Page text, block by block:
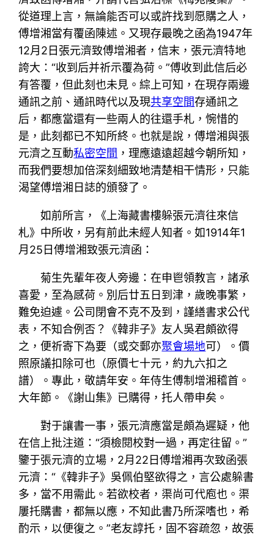
從道理上言，無論能否可以或許找到愿購之人，
傅增湘當有覆函陳述。又現存最晚之函為1947年
12月2日張元濟致傅增湘者，信末，張元濟特地
誇大：“收到后并祈示覆為荷。”傅收到此信后必
有答覆，但此刻也未見。綜上可知，在現存兩邊
通訊之前、通訊時代以及現共享空間存通訊之
后，都應當還有一些兩人的往還手札，惋惜的
是，此刻都已不知所終。也就是說，傅增湘與張
元濟之互動私密空間 ，理應遠遠超越今朝所知，
而我們要想加倍深刻細致地清楚相干情形，只能
渴望傅增湘日誌的頒發了。
如前所言，《上海藏書樓躲張元濟往來信
札》中所收，另有前此未經人知者。如1914年1
月25日傅增湘致張元濟函：
菊生先輩年夜人旁邊：在申鬯領教言，諸承
喜愛，至為感荷。別后廿五日到津，歲晚事繁，
難免迫遽。公司閉會不克不及到，謹繕書求公代
表，不知合例否？《韓非子》友人吳君頗欲得
之，便祈寄下為要（或交郵亦聚會場地可）。價
照原議扣除可也（原價七十元，約九六扣之
譜）。專此，敬請年安。年侍生傅制增湘稽首。
大年節。《謝山集》已購得，托人帶申矣。
對于讓書一事，張元濟應當是頗為遲疑，他
在信上批注道：“須檢閱校對一過，再定往留。”
鑒于張元濟的立場，2月22日傅增湘再次致函張
元濟：“《韓非子》吳佩伯堅欲得之，言公處躲書
多，當不用需此。若欲校者，渠尚可代庖也。渠
屢托購書，都無以應，不知此書乃所深嗜也，希
酌示，以便復之。”老友諄托，固不容疏忽，故張